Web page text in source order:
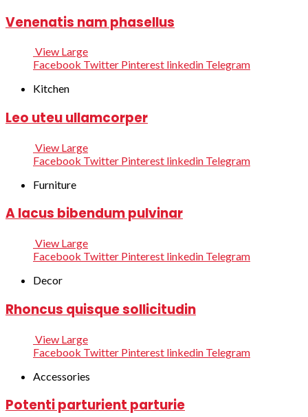
Venenatis nam phasellus
View Large
Facebook Twitter Pinterest linkedin Telegram
Kitchen
Leo uteu ullamcorper
View Large
Facebook Twitter Pinterest linkedin Telegram
Furniture
A lacus bibendum pulvinar
View Large
Facebook Twitter Pinterest linkedin Telegram
Decor
Rhoncus quisque sollicitudin
View Large
Facebook Twitter Pinterest linkedin Telegram
Accessories
Potenti parturient parturie